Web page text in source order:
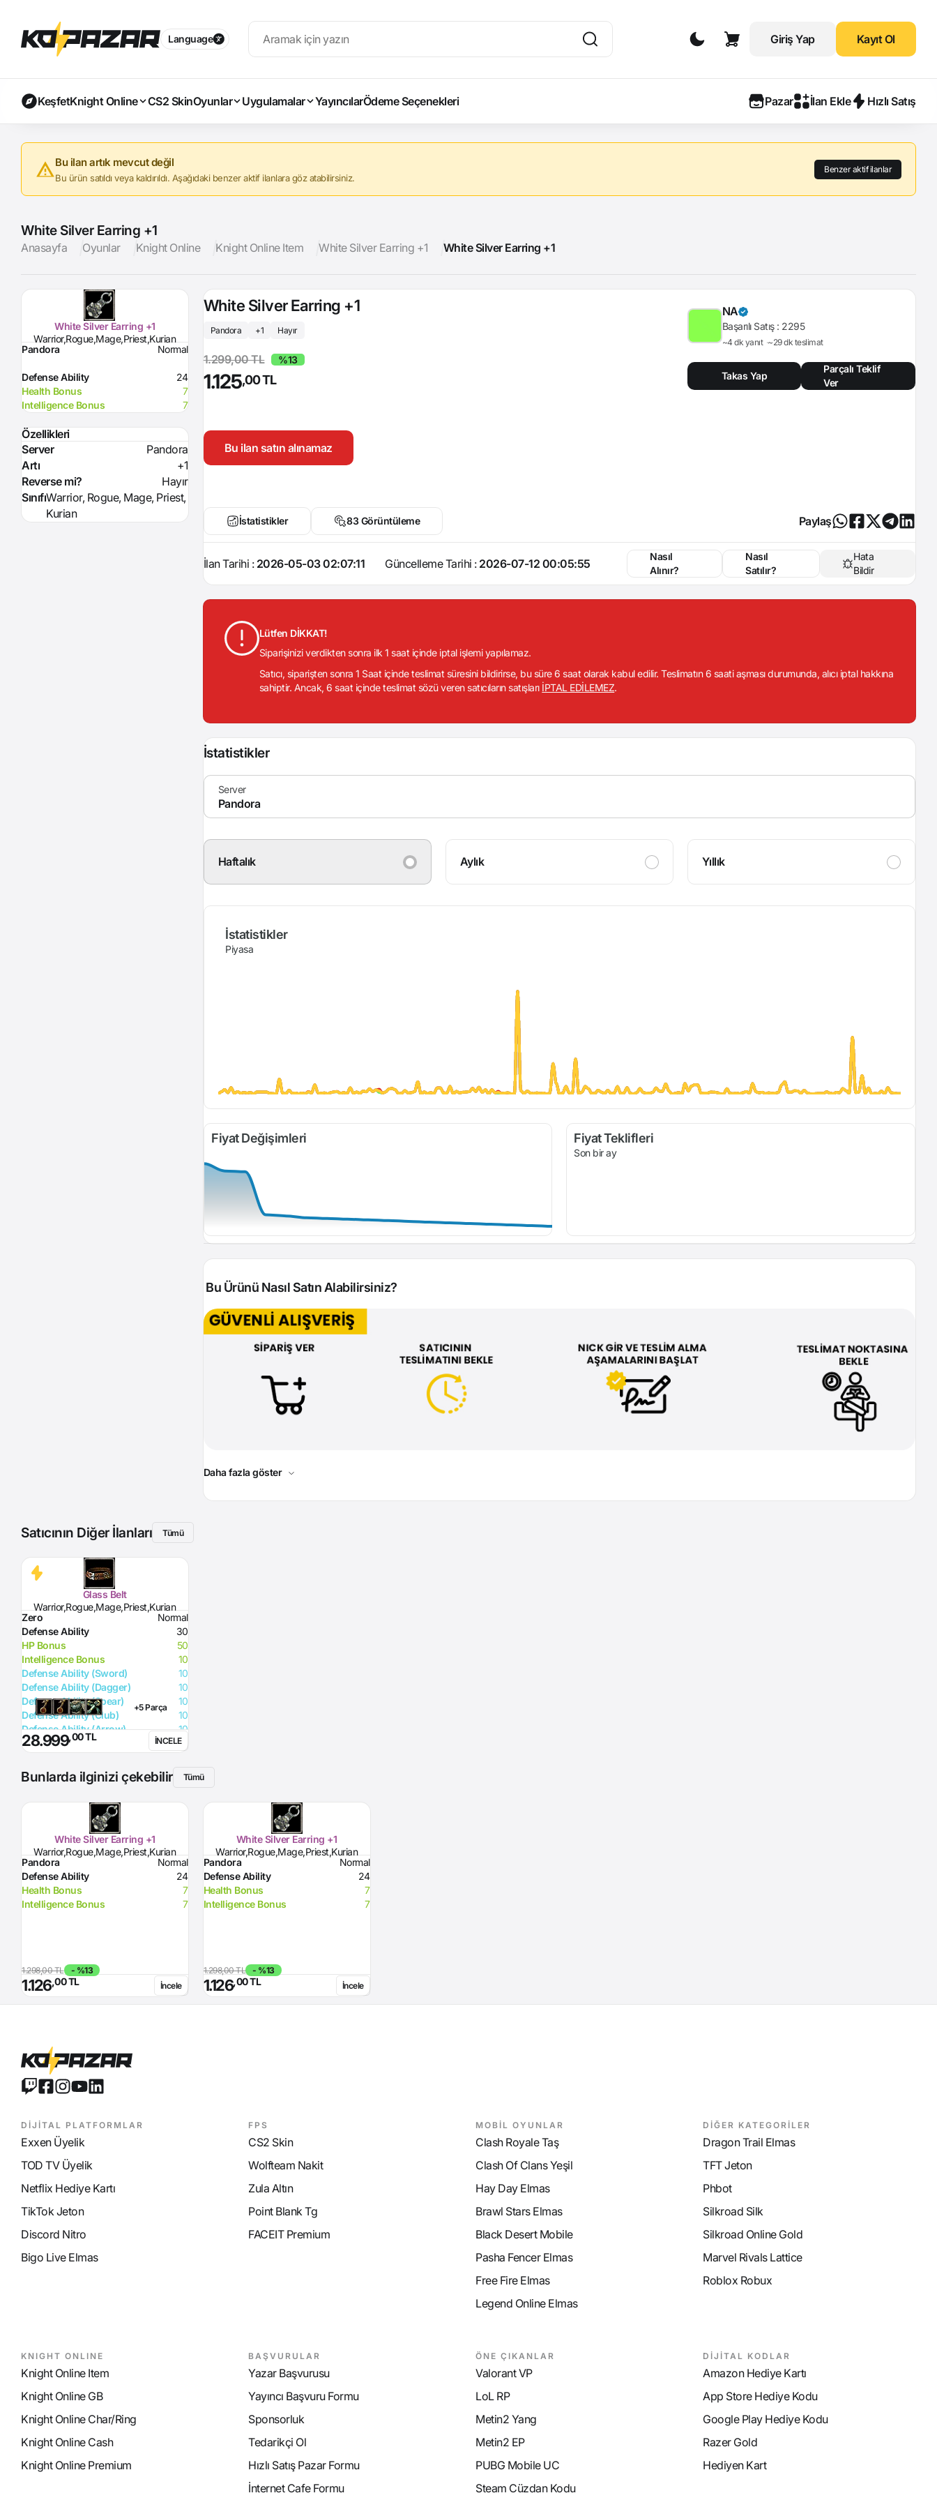
Language Giriş Yap Kayıt Ol
KeşfetKnight Online CS2 SkinOyunlar Uygulamalar YayıncılarÖdeme Seçenekleri Pazar İlan Ekle Hızlı Satış
Bu ilan artık mevcut değil
Bu ürün satıldı veya kaldırıldı. Aşağıdaki benzer aktif ilanlara göz atabilirsiniz.
Benzer aktif ilanlar
White Silver Earring +1
Anasayfa Oyunlar Knight Online Knight Online Item White Silver Earring +1 White Silver Earring +1
White Silver Earring +1
Warrior,Rogue,Mage,Priest,Kurian
Pandora
Normal
Defense Ability
24
Health Bonus
7
Intelligence Bonus
7
Özellikleri
Server
Pandora
Artı
+1
Reverse mi?
Hayır
SınıfıWarrior, Rogue, Mage, Priest,
Kurian
White Silver Earring +1
Pandora +1 Hayır
1.299,00 TL %13
1.125,00 TL
Bu ilan satın alınamaz
NA
Başarılı Satış : 2295
~4 dk yanıt ~29 dk teslimat
Takas Yap
Parçalı Teklif
Ver
İstatistikler 83 Görüntüleme Paylaş
İlan Tarihi : 2026-05-03 02:07:11 Güncelleme Tarihi : 2026-07-12 00:05:55
Nasıl
Alınır?
Nasıl
Satılır?
Hata
Bildir
Lütfen DİKKAT!
Siparişinizi verdikten sonra ilk 1 saat içinde iptal işlemi yapılamaz.
Satıcı, siparişten sonra 1 Saat içinde teslimat süresini bildirirse, bu süre 6 saat olarak kabul edilir. Teslimatın 6 saati aşması durumunda, alıcı iptal hakkına
sahiptir. Ancak, 6 saat içinde teslimat sözü veren satıcıların satışları İPTAL EDİLEMEZ.
İstatistikler
Haftalık Aylık Yıllık
İstatistikler
Piyasa
Fiyat Değişimleri Fiyat Teklifleri
Son bir ay
Bu Ürünü Nasıl Satın Alabilirsiniz?
Daha fazla göster
Satıcının Diğer İlanları Tümü
Glass Belt
Warrior,Rogue,Mage,Priest,Kurian
Zero
Normal
Defense Ability
30
HP Bonus
50
Intelligence Bonus
10
Defense Ability (Sword)
10
Defense Ability (Dagger)
10
Defense Ability (Spear)
10
Defense Ability (Club)
10
Defense Ability (Arrow)
10
Defense Ability (Axe)
10
+5 Parça
28.999,00 TL İNCELE
Bunlarda ilginizi çekebilir Tümü
White Silver Earring +1
Warrior,Rogue,Mage,Priest,Kurian
Pandora
Normal
Defense Ability
24
Health Bonus
7
Intelligence Bonus
7
1.298,00 TL - %13
1.126,00 TL İncele
White Silver Earring +1
Warrior,Rogue,Mage,Priest,Kurian
Pandora
Normal
Defense Ability
24
Health Bonus
7
Intelligence Bonus
7
1.298,00 TL - %13
1.126,00 TL İncele
DİJİTAL PLATFORMLAR
Exxen Üyelik
TOD TV Üyelik
Netflix Hediye Kartı
TikTok Jeton
Discord Nitro
Bigo Live Elmas
FPS
CS2 Skin
Wolfteam Nakit
Zula Altın
Point Blank Tg
FACEIT Premium
MOBİL OYUNLAR
Clash Royale Taş
Clash Of Clans Yeşil
Hay Day Elmas
Brawl Stars Elmas
Black Desert Mobile
Pasha Fencer Elmas
Free Fire Elmas
Legend Online Elmas
DİĞER KATEGORİLER
Dragon Trail Elmas
TFT Jeton
Phbot
Silkroad Silk
Silkroad Online Gold
Marvel Rivals Lattice
Roblox Robux
KNIGHT ONLINE
Knight Online Item
Knight Online GB
Knight Online Char/Ring
Knight Online Cash
Knight Online Premium
BAŞVURULAR
Yazar Başvurusu
Yayıncı Başvuru Formu
Sponsorluk
Tedarikçi Ol
Hızlı Satış Pazar Formu
İnternet Cafe Formu
ÖNE ÇIKANLAR
Valorant VP
LoL RP
Metin2 Yang
Metin2 EP
PUBG Mobile UC
Steam Cüzdan Kodu
DİJİTAL KODLAR
Amazon Hediye Kartı
App Store Hediye Kodu
Google Play Hediye Kodu
Razer Gold
Hediyen Kart